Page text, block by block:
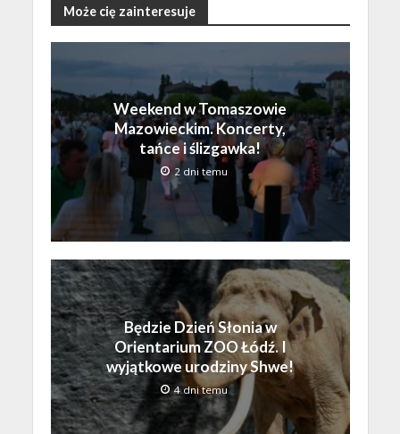
Może cię zainteresuje
Weekend w Tomaszowie
Mazowieckim. Koncerty,
tańce i ślizgawka!
2 dni temu
Będzie Dzień Słonia w
Orientarium ZOO Łódź. I
wyjątkowe urodziny Shwe!
4 dni temu